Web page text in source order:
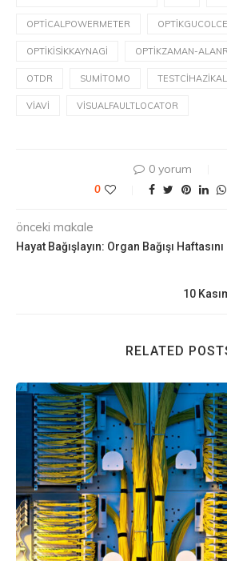
OPTICALPOWERMETER
OPTIKISIKKAYNAGI OPTIKZAMAN-
OTDR SUMITOMO
VIAVI VISUALFAULTLOCATOR
0 yorum
0
önceki makale
Hayat Bağışlayın: Organ Bağışı
10
RELATED